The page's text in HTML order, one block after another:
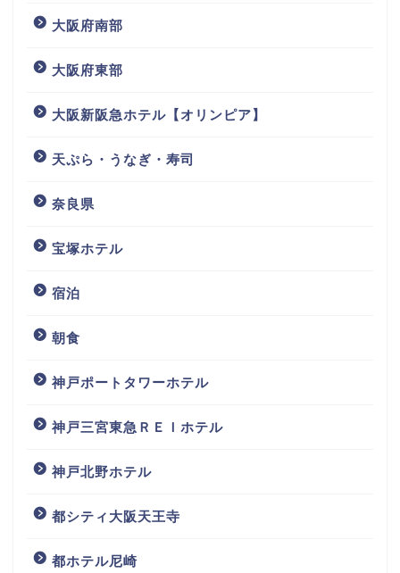
大阪府南部
大阪府東部
大阪新阪急ホテル【オリンピア】
天ぷら・うなぎ・寿司
奈良県
宝塚ホテル
宿泊
朝食
神戸ポートタワーホテル
神戸三宮東急ＲＥＩホテル
神戸北野ホテル
都シティ大阪天王寺
都ホテル尼崎